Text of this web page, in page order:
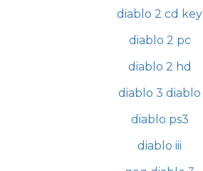
diablo 2 cd key
diablo 2 pc
diablo 2 hd
diablo 3 diablo
diablo ps3
diablo iii